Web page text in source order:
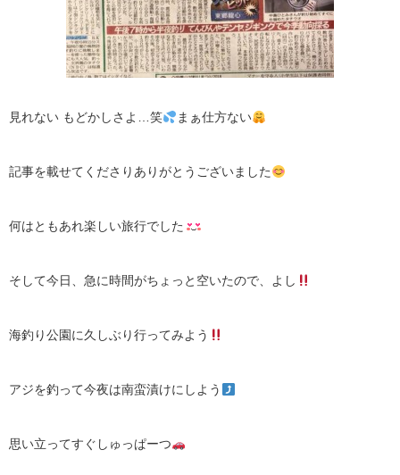
見れない もどかしさよ…笑 まぁ仕方ない
記事を載せてくださりありがとうございました
何はともあれ楽しい旅行でした
そして今日、急に時間がちょっと空いたので、よし
海釣り公園に久しぶり行ってみよう
アジを釣って今夜は南蛮漬けにしよう
思い立ってすぐしゅっぱーつ